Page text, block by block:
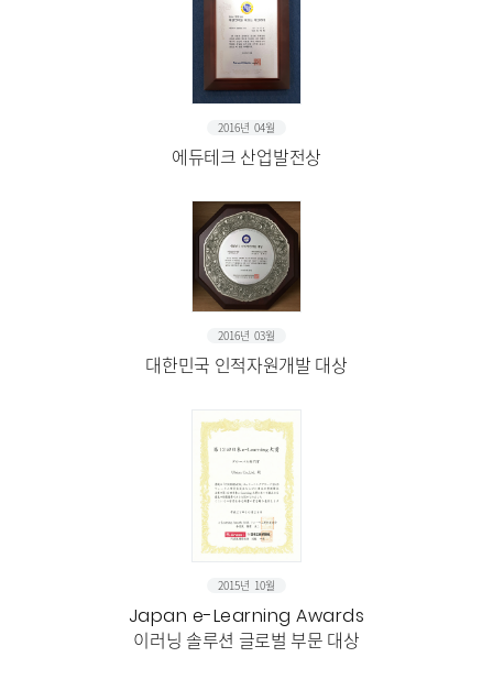
2016년 04월
에듀테크 산업발전상
2016년 03월
대한민국 인적자원개발 대상
2015년 10월
Japan e-Learning Awards
이러닝 솔루션 글로벌 부문 대상